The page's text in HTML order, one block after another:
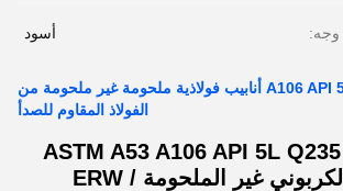
وجه: أسود
A106 API 5L Q235 ERW أنابيب فولاذية ملحومة غير ملحومة من
الفولاذ المقاوم للصدأ
مبيعات ساخنة ASTM A53 A106 API 5L Q235
أنابيب الفولاذ الكربوني غير الملحومة / ERW